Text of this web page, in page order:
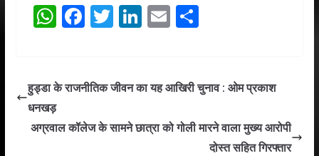
W
s
A
p
F
b
o
T
er
Li
e
n
E
l
S
e
हुड्डा के राजनीतिक जीवन का यह आखिरी चुनाव : ओम प्रकाश
धनखड़
अग्रवाल कॉलेज के सामने छात्रा को गोली मारने वाला मुख्य आरोपी
दोस्त सहित गिरफ्तार